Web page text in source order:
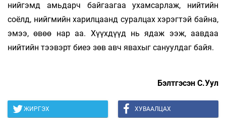
нийгэмд амьдарч байгаагаа ухамсарлаж, нийтийн
соёлд, нийгмийн харилцаанд суралцах хэрэгтэй байна,
эмээ, өвөө нар аа. Хүүхдүүд нь ядаж ээж, аавдаа
нийтийн тээвэрт биеэ зөв авч явахыг сануулдаг байя.
Бэлтгэсэн С.Уул
ЖИРГЭХ ХУВААЛЦАХ